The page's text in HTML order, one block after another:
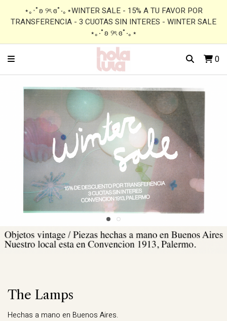
⋆｡‧˚ʚ ୨ৎ ɞ˚‧｡⋆WINTER SALE - 15% A TU FAVOR POR
TRANSFERENCIA - 3 CUOTAS SIN INTERES - WINTER SALE
⋆｡‧˚ʚ ୨ৎ ɞ˚‧｡⋆
0
The Lamps
Hechas a mano en Buenos Aires.